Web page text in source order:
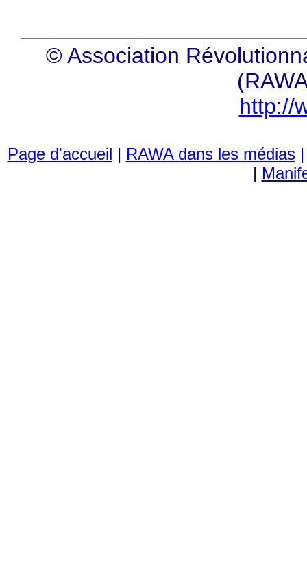
© Association
http://
Page d'accueil | RAWA dans les médias
|